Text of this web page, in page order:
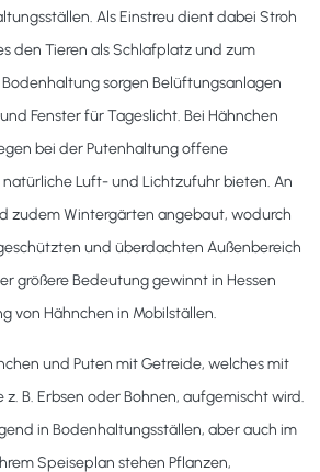
Als Einstreu dient dabei Stroh
den Tieren als Schlafplatz und zum
sorgen Belüftungsanlagen
Fenster für Tageslicht. Bei Hähnchen
bei der Putenhaltung offene
Luft- und Lichtzufuhr bieten. An
zudem Wintergärten angebaut, wodurch
und überdachten Außenbereich
größere Bedeutung gewinnt in Hessen
von Hähnchen in Mobilställen.
und Puten mit Getreide, welches mit
B. Erbsen oder Bohnen, aufgemischt wird.
in Bodenhaltungsställen, aber auch im
Speiseplan stehen Pflanzen,